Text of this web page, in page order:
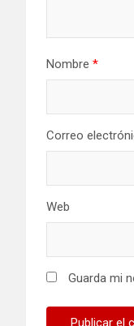
Nombre *
Correo
Web
Guarda mi